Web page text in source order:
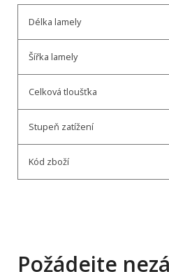
Délka lamely
Šířka lamely
Celková tloušťka
Stupeň zatížení
Kód zboží
Požádejte